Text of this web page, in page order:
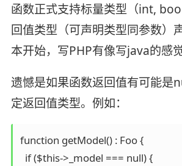
函数正式支持标量类型（int,
回值类型（可声明类型同参数）
本开始，写PHP有像写java的感觉
遗憾是如果函数返回值有可能是
定返回值类型。例如：
function getModel() : Foo {
  if ($this->_model === null) {